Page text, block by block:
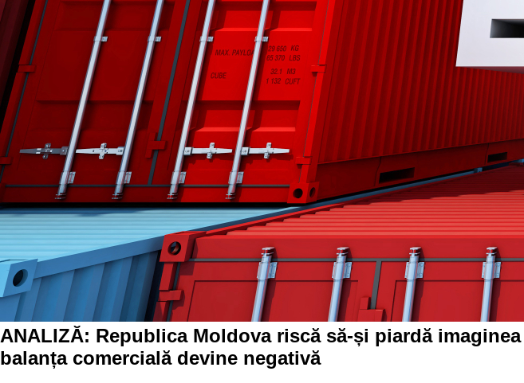
ANALIZĂ: Republica Moldova riscă să-și piardă
balanța comercială devine negativă